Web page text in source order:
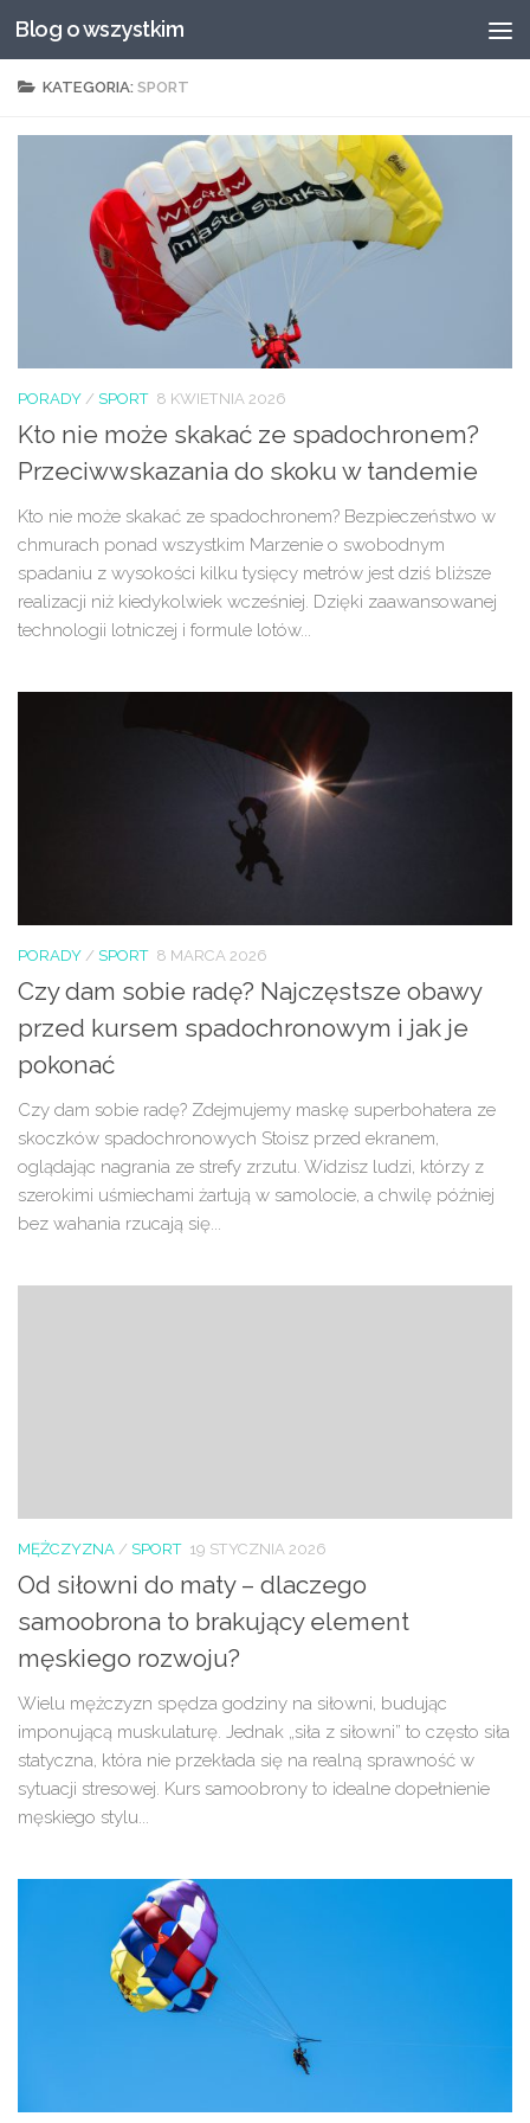
Przeskocz do treści
Blog o wszystkim
KATEGORIA:SPORT
PORADY / SPORT 8 KWIETNIA 2026
Kto nie może skakać ze spadochronem?
Przeciwwskazania do skoku w tandemie
Kto nie może skakać ze spadochronem? Bezpieczeństwo w
chmurach ponad wszystkim Marzenie o swobodnym
spadaniu z wysokości kilku tysięcy metrów jest dziś bliższe
realizacji niż kiedykolwiek wcześniej. Dzięki zaawansowanej
technologii lotniczej i formule lotów...
PORADY / SPORT 8 MARCA 2026
Czy dam sobie radę? Najczęstsze obawy
przed kursem spadochronowym i jak je
pokonać
Czy dam sobie radę? Zdejmujemy maskę superbohatera ze
skoczków spadochronowych Stoisz przed ekranem,
oglądając nagrania ze strefy zrzutu. Widzisz ludzi, którzy z
szerokimi uśmiechami żartują w samolocie, a chwilę później
bez wahania rzucają się...
MĘŻCZYZNA / SPORT 19 STYCZNIA 2026
Od siłowni do maty – dlaczego
samoobrona to brakujący element
męskiego rozwoju?
Wielu mężczyzn spędza godziny na siłowni, budując
imponującą muskulaturę. Jednak „siła z siłowni” to często siła
statyczna, która nie przekłada się na realną sprawność w
sytuacji stresowej. Kurs samoobrony to idealne dopełnienie
męskiego stylu...